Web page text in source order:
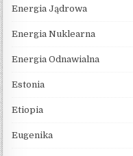
Energia Jądrowa
Energia Nuklearna
Energia Odnawialna
Estonia
Etiopia
Eugenika